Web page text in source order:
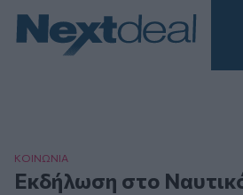
ΚΟΙΝΩΝΙΑ
Εκδήλωση στο